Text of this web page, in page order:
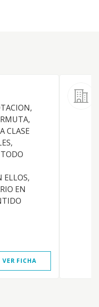
CLASE
ELLOS,
EN
VER FICHA